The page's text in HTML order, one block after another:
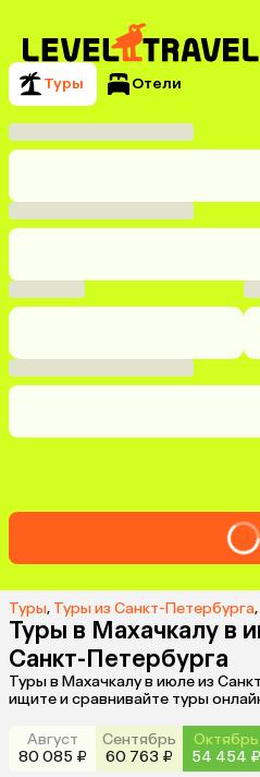
Туры Отели
Туры, Туры из Санкт-Петербурга,
Туры в Махачкалу в
Санкт-Петербурга
Туры в Махачкалу в июле из
ищите и сравнивайте туры
Август
80 085 ₽
Сентябрь
60 763 ₽
Октябрь
54 454 ₽